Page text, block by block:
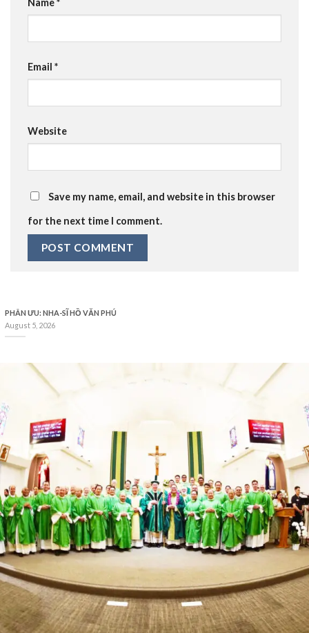
Name*
Email *
Website
Save my name, email, and website in this browser
for the next time I comment.
PHÂN ƯU: NHA-SĨ HỒ VĂN PHÚ
August 5, 2026